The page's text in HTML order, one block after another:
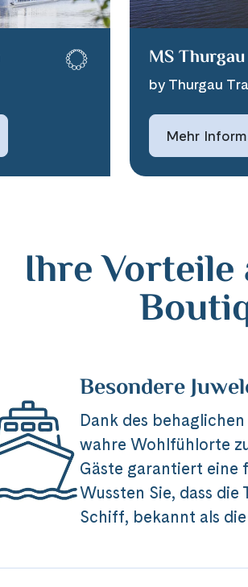
MS
by Thurgau
Mehr
Ihre
Besondere
Dank des
wahre Wohlfühlorte
Gäste garantiert eine
Wussten Sie, dass
Schiff, bekannt als